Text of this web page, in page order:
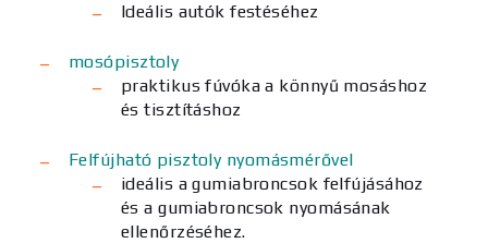
Ideális autók festéséhez
mosópisztoly
praktikus fúvóka a könnyű mosáshoz
és tisztításhoz
Felfújható pisztoly nyomásmérővel
ideális a gumiabroncsok felfújásához
és a gumiabroncsok nyomásának
ellenőrzéséhez.